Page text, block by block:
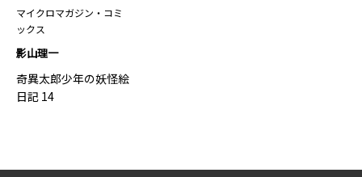
マイクロマガジン・コミ
ックス
影山理一
奇異太郎少年の妖怪絵
日記 14